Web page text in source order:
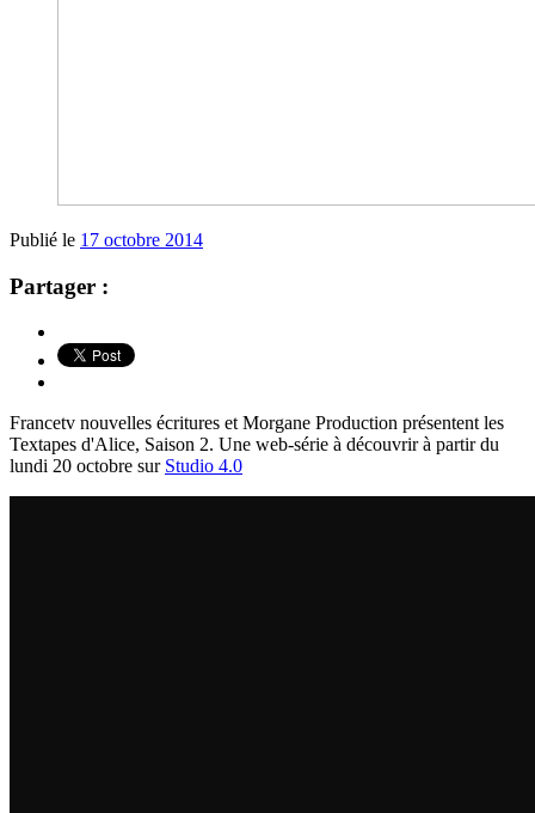
Publié le 17 octobre 2014
Partager :
Francetv nouvelles écritures et Morgane Production présentent les
Textapes d'Alice, Saison 2. Une web-série à découvrir à partir du
lundi 20 octobre sur Studio 4.0